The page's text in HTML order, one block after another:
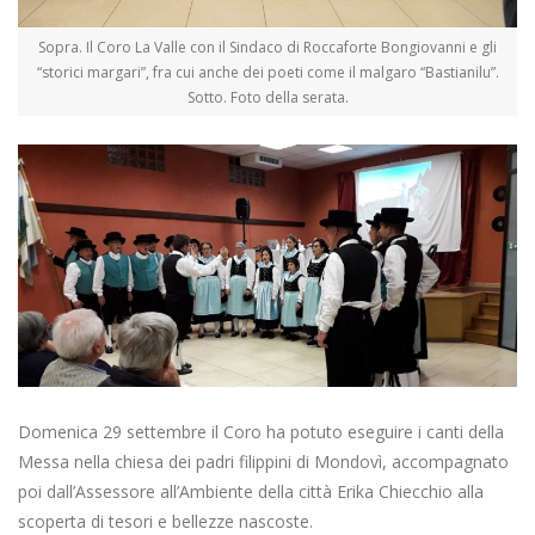
Sopra. Il Coro La Valle con il Sindaco di Roccaforte Bongiovanni e gli
“storici margari”, fra cui anche dei poeti come il malgaro “Bastianilu”.
Sotto. Foto della serata.
Domenica 29 settembre il Coro ha potuto eseguire i canti della
Messa nella chiesa dei padri filippini di Mondovì, accompagnato
poi dall’Assessore all’Ambiente della città Erika Chiecchio alla
scoperta di tesori e bellezze nascoste.